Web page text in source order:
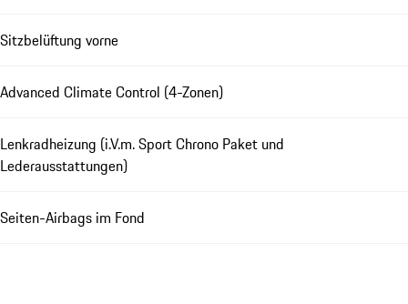
Sitzbelüftung vorne
Advanced Climate Control (4-Zonen)
Lenkradheizung (i.V.m. Sport Chrono Paket und
Lederausstattungen)
Seiten-Airbags im Fond